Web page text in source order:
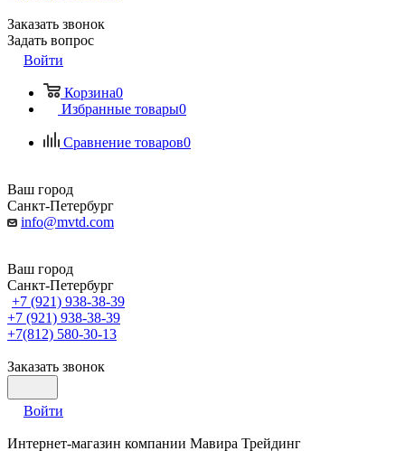
Заказать звонок
Задать вопрос
Войти
Корзина0
Избранные товары0
Сравнение товаров0
Ваш город
Санкт-Петербург
info@mvtd.com
Ваш город
Санкт-Петербург
+7 (921) 938-38-39
+7 (921) 938-38-39
+7(812) 580-30-13
Заказать звонок
Войти
Интернет-магазин компании Мавира Трейдинг